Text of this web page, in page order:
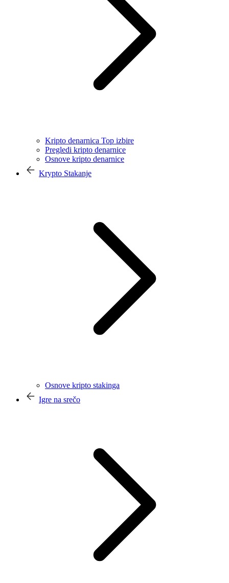
Kripto denarnica Top izbire
Pregledi kripto denarnice
Osnove kripto denarnice
Krypto Stakanje
Osnove kripto stakinga
Igre na srečo